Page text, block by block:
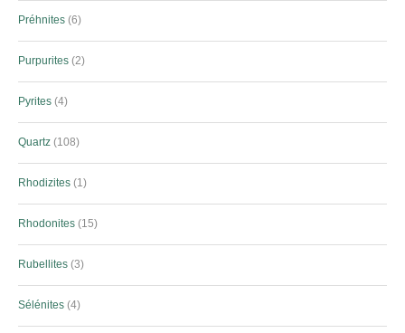
Préhnites 6
Purpurites 2
Pyrites 4
Quartz 108
Rhodizites 1
Rhodonites 15
Rubellites 3
Sélénites 4